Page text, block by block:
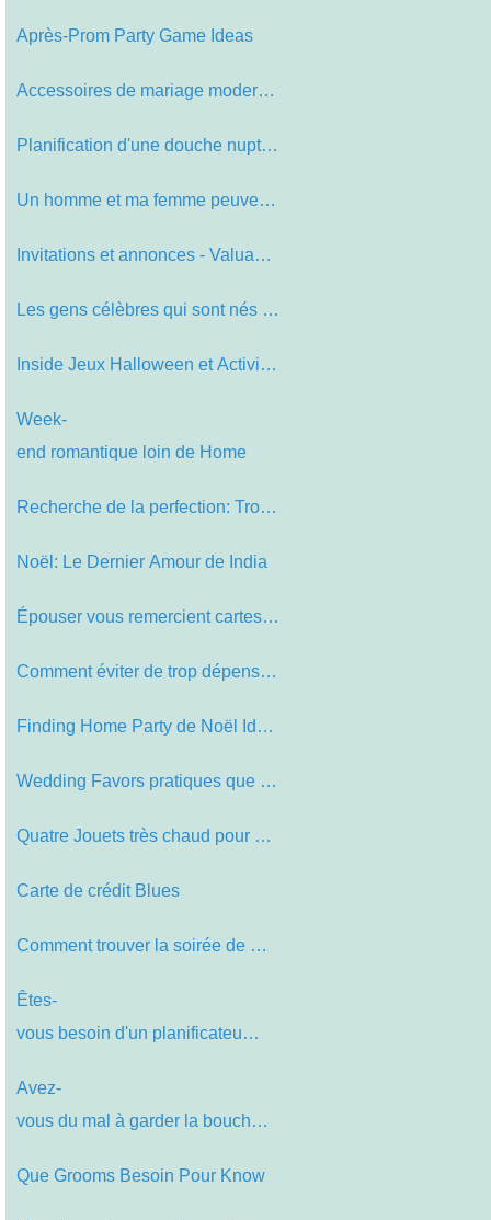
Après-Prom Party Game Ideas
Accessoires de mariage modernes Ide…
Planification d'une douche nuptiale…
Un homme et ma femme peuvent être …
Invitations et annonces - Valuable …
Les gens célèbres qui sont nés e…
Inside Jeux Halloween et Activities
Week-
end romantique loin de Home
Recherche de la perfection: Trouver…
Noël: Le Dernier Amour de India
Épouser vous remercient cartes ave…
Comment éviter de trop dépenser s…
Finding Home Party de Noël Ideas
Wedding Favors pratiques que vos in…
Quatre Jouets très chaud pour Noë…
Carte de crédit Blues
Comment trouver la soirée de maria…
Êtes-
vous besoin d'un planificateu…
Avez-
vous du mal à garder la bouch…
Que Grooms Besoin Pour Know